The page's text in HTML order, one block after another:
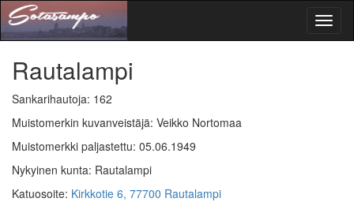
Rautalampi
Sankarihautoja: 162
Muistomerkin kuvanveistäjä: Veikko Nortomaa
Muistomerkki paljastettu: 05.06.1949
Nykyinen kunta: Rautalampi
Katuosoite: Kirkkotie 6, 77700 Rautalampi